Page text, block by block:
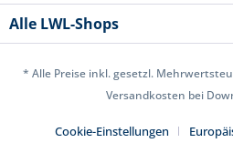
Alle LWL-Shops
* Alle Preise inkl. gesetzl.
Versandkosten bei
Cookie-Einstellungen